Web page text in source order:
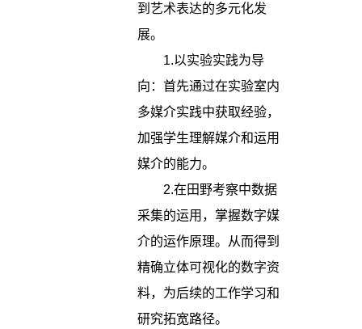
到艺术表达的多元化发
展。
1.以实验实践为导
向：首先通过在实验室内
多媒介实践中获取经验，
加强学生理解媒介和运用
媒介的能力。
2.在田野考察中数据
采集的运用，掌握数字媒
介的运作原理。从而得到
精确立体可视化的数字资
料，为后续的工作学习和
研究拓宽路径。